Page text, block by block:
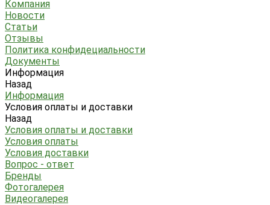
Компания
Новости
Статьи
Отзывы
Политика конфидециальности
Документы
Информация
Назад
Информация
Условия оплаты и доставки
Назад
Условия оплаты и доставки
Условия оплаты
Условия доставки
Вопрос - ответ
Бренды
Фотогалерея
Видеогалерея